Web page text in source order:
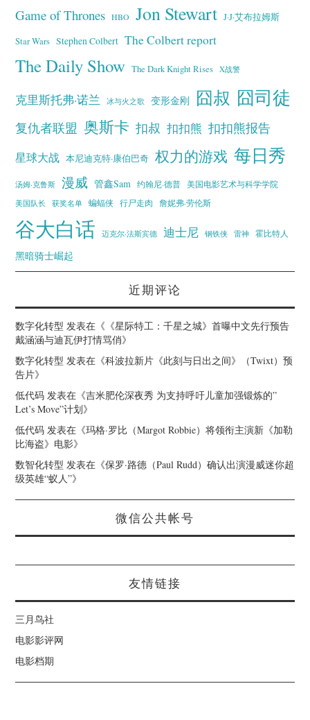
Game of Thrones HBO Jon Stewart J·J·艾布拉姆斯
Star Wars Stephen Colbert The Colbert report
The Daily Show The Dark Knight Rises X战警
克里斯托弗·诺兰 冰与火之歌 变形金刚 囧叔 囧司徒
复仇者联盟 奥斯卡 扣叔 扣扣熊 扣扣熊报告
星球大战 本尼迪克特·康伯巴奇 权力的游戏 每日秀
汤姆·克鲁斯 漫威 管鑫Sam 约翰尼·德普
美国电影艺术与科学学院
美国队长
获奖名单 蝙蝠侠 行尸走肉 詹妮弗·劳伦斯
谷大白话 迈克尔·法斯宾德 迪士尼 钢铁侠 雷神 霍比特人
黑暗骑士崛起
近期评论
数字化转型 发表在《 《星际特工：千星之城》首曝中文先行预告
戴涵涵与迪瓦伊打情骂俏》
数字化转型 发表在《科波拉新片《此刻与日出之间》（Twixt）预
告片》
低代码 发表在《吉米肥伦深夜秀 为支持呼吁儿童加强锻炼的”
Let’s Move”计划》
低代码 发表在《玛格·罗比（Margot Robbie）将领衔主演新《加勒
比海盗》电影》
数智化转型 发表在《保罗·路德（Paul Rudd）确认出演漫威迷你超
级英雄“蚁人”》
微信公共帐号
友情链接
三月鸟社
电影影评网
电影档期